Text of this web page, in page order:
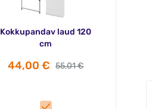
Kokkupandav laud 120
cm
44,00 € 55,01 €